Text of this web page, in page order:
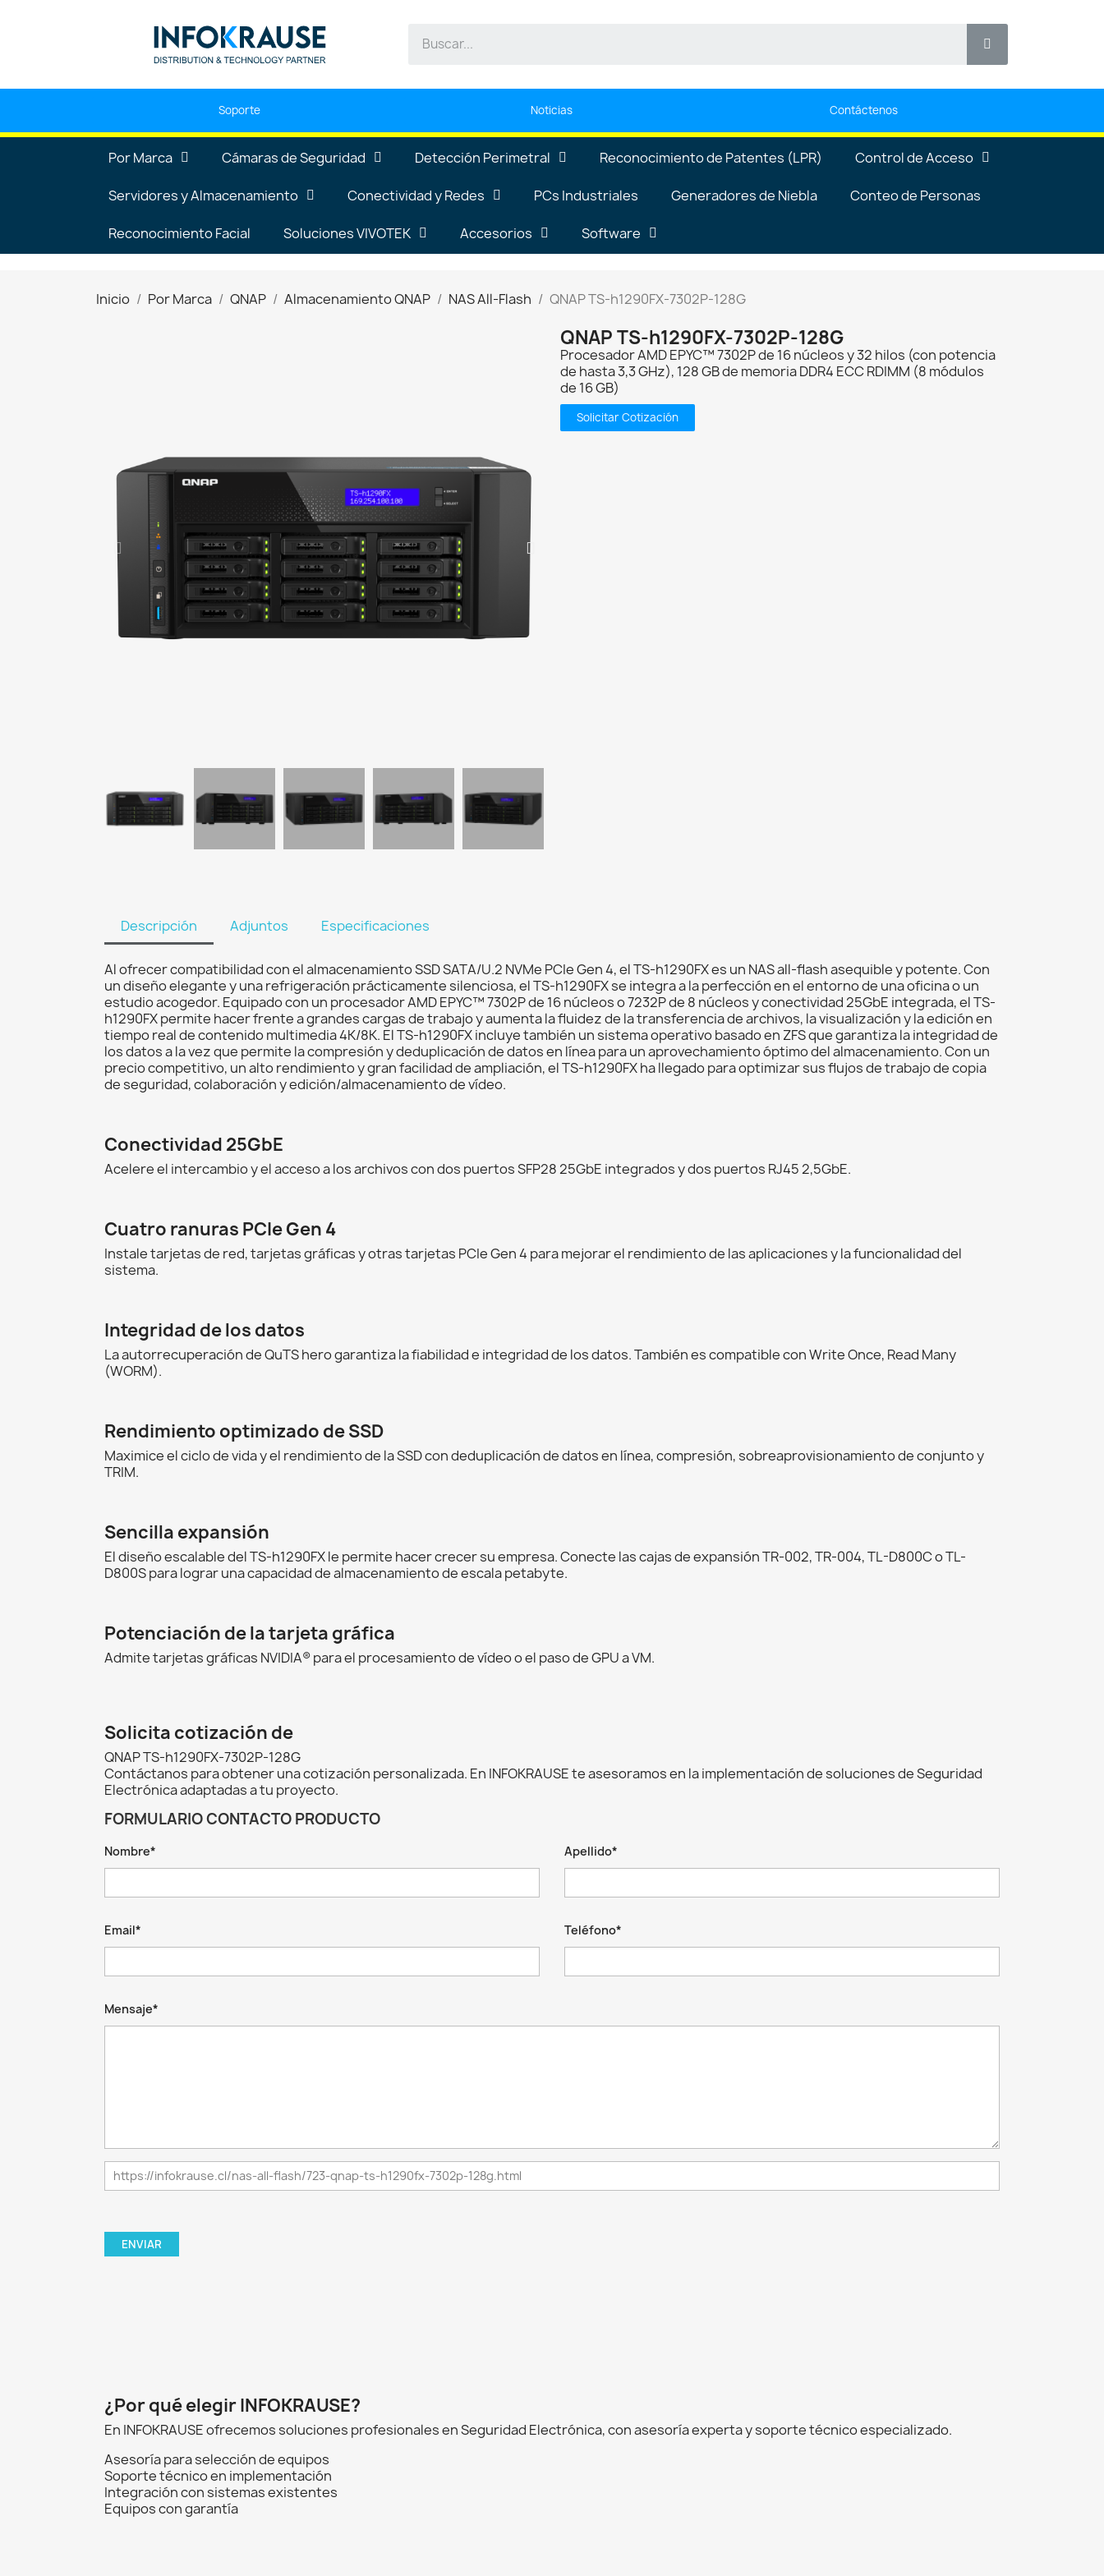
Soporte Noticias Contáctenos
Por Marca Cámaras de Seguridad Detección Perimetral Reconocimiento de Patentes (LPR) Control de Acceso
Servidores y Almacenamiento Conectividad y Redes PCs Industriales Generadores de Niebla Conteo de Personas
Reconocimiento Facial Soluciones VIVOTEK Accesorios Software
Inicio Por Marca QNAP Almacenamiento QNAP NAS All-Flash QNAP TS-h1290FX-7302P-128G
QNAP TS-h1290FX-7302P-128G
Procesador AMD EPYC™ 7302P de 16 núcleos y 32 hilos (con potencia
de hasta 3,3 GHz), 128 GB de memoria DDR4 ECC RDIMM (8 módulos
de 16 GB)
Solicitar Cotización
Descripción Adjuntos Especificaciones
Al ofrecer compatibilidad con el almacenamiento SSD SATA/U.2 NVMe PCIe Gen 4, el TS-h1290FX es un NAS all-flash asequible y potente. Con
un diseño elegante y una refrigeración prácticamente silenciosa, el TS-h1290FX se integra a la perfección en el entorno de una oficina o un
estudio acogedor. Equipado con un procesador AMD EPYC™ 7302P de 16 núcleos o 7232P de 8 núcleos y conectividad 25GbE integrada, el TS-
h1290FX permite hacer frente a grandes cargas de trabajo y aumenta la fluidez de la transferencia de archivos, la visualización y la edición en
tiempo real de contenido multimedia 4K/8K. El TS-h1290FX incluye también un sistema operativo basado en ZFS que garantiza la integridad de
los datos a la vez que permite la compresión y deduplicación de datos en línea para un aprovechamiento óptimo del almacenamiento. Con un
precio competitivo, un alto rendimiento y gran facilidad de ampliación, el TS-h1290FX ha llegado para optimizar sus flujos de trabajo de copia
de seguridad, colaboración y edición/almacenamiento de vídeo.
Conectividad 25GbE
Acelere el intercambio y el acceso a los archivos con dos puertos SFP28 25GbE integrados y dos puertos RJ45 2,5GbE.
Cuatro ranuras PCIe Gen 4
Instale tarjetas de red, tarjetas gráficas y otras tarjetas PCIe Gen 4 para mejorar el rendimiento de las aplicaciones y la funcionalidad del
sistema.
Integridad de los datos
La autorrecuperación de QuTS hero garantiza la fiabilidad e integridad de los datos. También es compatible con Write Once, Read Many
(WORM).
Rendimiento optimizado de SSD
Maximice el ciclo de vida y el rendimiento de la SSD con deduplicación de datos en línea, compresión, sobreaprovisionamiento de conjunto y
TRIM.
Sencilla expansión
El diseño escalable del TS-h1290FX le permite hacer crecer su empresa. Conecte las cajas de expansión TR-002, TR-004, TL-D800C o TL-
D800S para lograr una capacidad de almacenamiento de escala petabyte.
Potenciación de la tarjeta gráfica
Admite tarjetas gráficas NVIDIA® para el procesamiento de vídeo o el paso de GPU a VM.
Solicita cotización de
QNAP TS-h1290FX-7302P-128G
Contáctanos para obtener una cotización personalizada. En INFOKRAUSE te asesoramos en la implementación de soluciones de Seguridad
Electrónica adaptadas a tu proyecto.
FORMULARIO CONTACTO PRODUCTO
Nombre* Apellido*
Email* Teléfono*
Mensaje*
¿Por qué elegir INFOKRAUSE?
En INFOKRAUSE ofrecemos soluciones profesionales en Seguridad Electrónica, con asesoría experta y soporte técnico especializado.
Asesoría para selección de equipos
Soporte técnico en implementación
Integración con sistemas existentes
Equipos con garantía